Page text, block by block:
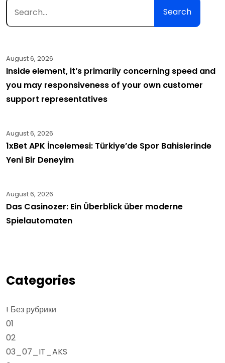
Search
August 6, 2026
Inside element, it’s primarily concerning speed and
you may responsiveness of your own customer
support representatives
August 6, 2026
1xBet APK İncelemesi: Türkiye’de Spor Bahislerinde
Yeni Bir Deneyim
August 6, 2026
Das Casinozer: Ein Überblick über moderne
Spielautomaten
Categories
! Без рубрики
01
02
03_07_IT_AKS